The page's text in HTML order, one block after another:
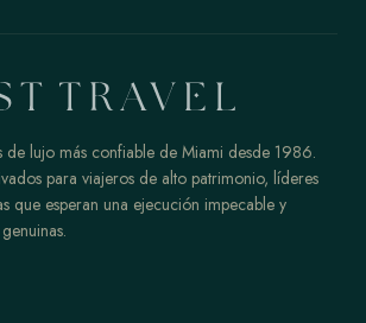
de lujo más confiable de Miami desde 1986.
para viajeros de alto patrimonio, líderes
que esperan una ejecución impecable y